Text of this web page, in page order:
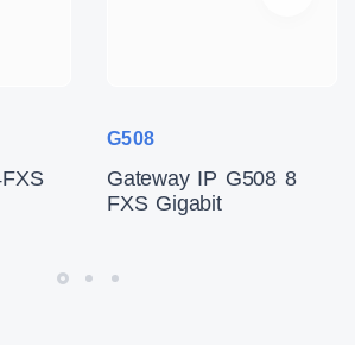
G508
Gateway IP G508 8
FXS Gigabit